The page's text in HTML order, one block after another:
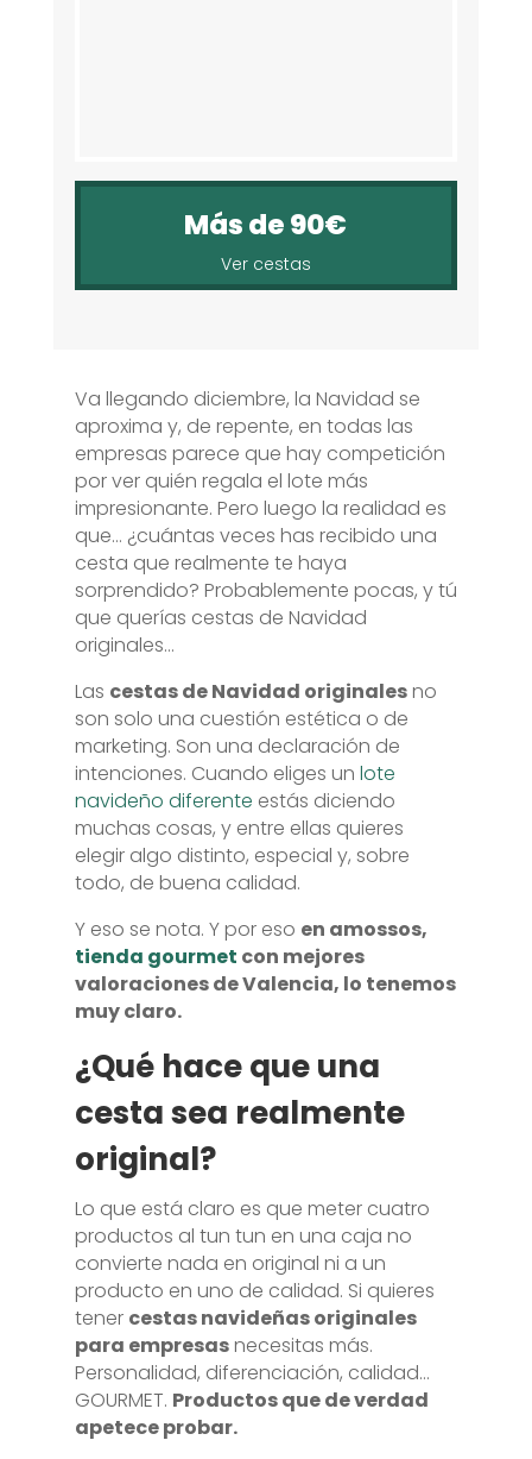
Más de 90€
Ver cestas
Va llegando diciembre, la Navidad se
aproxima y, de repente, en todas las
empresas parece que hay competición
por ver quién regala el lote más
impresionante. Pero luego la realidad es
que… ¿cuántas veces has recibido una
cesta que realmente te haya
sorprendido? Probablemente pocas, y tú
que querías cestas de Navidad
originales…
Las cestas de Navidad originalesno
son solo una cuestión estética o de
marketing. Son una declaración de
intenciones. Cuando eliges un lote
navideño diferente estás diciendo
muchas cosas, y entre ellas quieres
elegir algo distinto, especial y, sobre
todo, de buena calidad.
Y eso se nota. Y por eso en amossos,
tienda gourmet con mejores
valoraciones de Valencia, lo tenemos
muy claro.
¿Qué hace que una
cesta sea realmente
original?
Lo que está claro es que meter cuatro
productos al tun tun en una caja no
convierte nada en original ni a un
producto en uno de calidad. Si quieres
tener cestas navideñas originales
para empresasnecesitas más.
Personalidad, diferenciación, calidad…
GOURMET. Productos que de verdad
apetece probar.